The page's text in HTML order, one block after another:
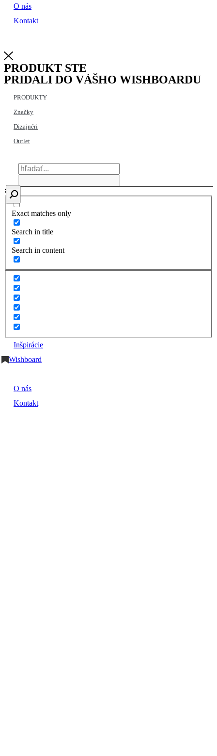
O nás
Kontakt
PRODUKT STE
PRIDALI DO VÁŠHO WISHBOARDU
PRODUKTY
Značky
Dizajnéri
Outlet
Exact matches only
Search in title
Search in content
Inšpirácie
Wishboard
O nás
Kontakt